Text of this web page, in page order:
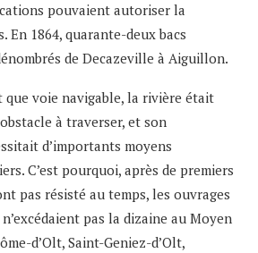
pouvaient autoriser la
En 1864, quarante-deux bacs
de Decazeville à Aiguillon.
que voie navigable, la rivière était
à traverser, et son
d’importants moyens
C’est pourquoi, après de premiers
pas résisté au temps, les ouvrages
pas la dizaine au Moyen
d’Olt, Saint-Geniez-d’Olt,